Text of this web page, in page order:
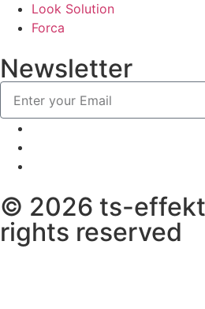
Look Solution
Forca
Newsletter
© 2026 ts-
rights reserved